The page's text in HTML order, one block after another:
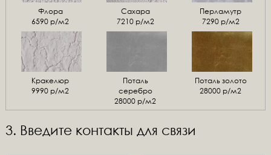
Флора
6590 р/м2
Сахара
7210 р/м2
Перламутр
7290 р/м2
Кракелюр
9990 р/м2
Поталь
серебро
28000 р/м2
Поталь золото
28000 р/м2
3. Введите контакты для связи